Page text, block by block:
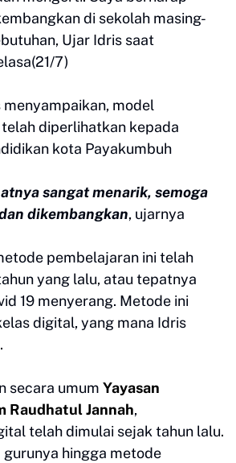
di sekolah masing-
Ujar Idris saat
7)
model
diperlihatkan kepada
kota Payakumbuh
sangat menarik, semoga
dikembangkan, ujarnya
pembelajaran ini telah
yang lalu, atau tepatnya
19 menyerang. Metode ini
digital, yang mana Idris
secara umum Yayasan
Raudhatul Jannah,
telah dimulai sejak tahun lalu.
hingga metode